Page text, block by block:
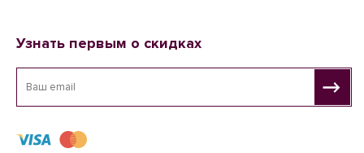
Узнать первым о скидках